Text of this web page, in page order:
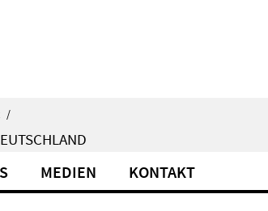
/
MEDIEN KONTAKT